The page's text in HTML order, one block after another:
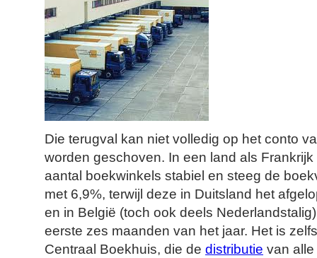
Die terugval kan niet volledig op het conto
worden geschoven. In een land als
aantal boekwinkels stabiel en steeg de
met 6,9%, terwijl deze in Duitsland het
en in België (toch ook deels
eerste zes maanden van het jaar. Het is
Centraal Boekhuis, die de distributie van